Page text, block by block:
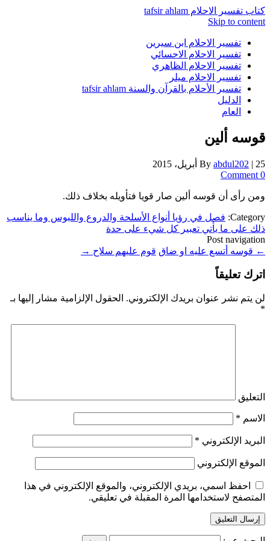
كتاب تفسير الاحلام tafsir ahlam
Skip to content
تفسير الاحلام ابن سيرين
تفسير الاحلام الاحسائي
تفسير الاحلام الظاهري
تفسير الاحلام ميلر
تفسير الأحلام بالقرآن والسنة tafsir ahlam
الدليل
العام
قوسه ألين
By abdul202 | 25 أبريل، 2015
0 Comment
ومن رأى أن قوسه ألين صار قويا فتأويله بخلاف ذلك.
Category: فصل في رؤيا أنواع الأسلحة والدروع واللبوس وما يناسب
ذلك على ما يأتي تعبير كل شيء على حدة
Post navigation
← قوسه أتسع عليه او ضاق قوم عليهم سلاح →
اترك تعليقاً
لن يتم نشر عنوان بريدك الإلكتروني. الحقول الإلزامية مشار إليها بـ
*
التعليق
الاسم *
البريد الإلكتروني *
الموقع الإلكتروني
احفظ اسمي، بريدي الإلكتروني، والموقع الإلكتروني في هذا
المتصفح لاستخدامها المرة المقبلة في تعليقي.